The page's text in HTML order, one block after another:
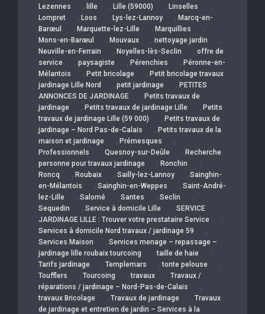
Lezennes , lille , Lille (59000) , Linselles ,
Lompret , Loos , Lys-lez-Lannoy , Marcq-en-
Barœul
, Marquette-lez-Lille , Marquillies ,
Mons-en-Barœul , Mouvaux , nettoyage jardin ,
Neuville-en-Ferrain , Noyelles-lès-Seclin , offre de
service
, paysagiste , Pérenchies , Péronne-en-
Mélantois
, Petit bricolage , Petit bricolage travaux
jardinage Lille Nord
, petit jardinage , PETITES
ANNONCES DE JARDINAGE
, Petits travaux de
jardinage
, Petits travaux de jardinage Lille , Petits
travaux de jardinage Lille (59 000)
, Petits travaux de
jardinage – Nord Pas-de-Calais
, Petits travaux de la
maison et jardinage
, Prémesques ,
Professionnels , Quesnoy-sur-Deûle , Recherche
personne pour travaux jardinage
, Ronchin ,
Roncq , Roubaix , Sailly-lez-Lannoy , Sainghin-
en-Mélantois
, Sainghin-en-Weppes , Saint-André-
lez-Lille
, Salomé , Santes , Seclin ,
Sequedin , Service à domicile Lille , SERVICE
JARDINAGE LILLE : Trouver votre prestataire Service
,
Services à domicile Nord travaux / jardinage 59 ,
Services Maison , Services menage – repassage –
jardinage lille roubaix tourcoing
,taille de haie ,
Tarifs jardinage , Templemars ,tonte pelouse ,
Toufflers , Tourcoing ,travaux , Travaux /
réparations / jardinage – Nord-Pas-de-Calais
,
travaux Bricolage , Travaux de jardinage , Travaux
de jardinage et entretien de jardin – Services à la